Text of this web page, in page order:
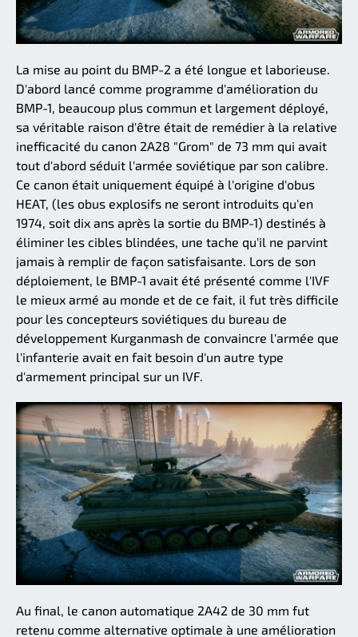
La mise au point du BMP-2 a été longue et laborieuse.
D'abord lancé comme programme d'amélioration du
BMP-1, beaucoup plus commun et largement déployé,
sa véritable raison d'être était de remédier à la relative
inefficacité du canon 2A28 "Grom" de 73 mm qui avait
tout d'abord séduit l'armée soviétique par son calibre.
Ce canon était uniquement équipé à l'origine d'obus
HEAT, (les obus explosifs ne seront introduits qu'en
1974, soit dix ans après la sortie du BMP-1) destinés à
éliminer les cibles blindées, une tache qu'il ne parvint
jamais à remplir de façon satisfaisante. Lors de son
déploiement, le BMP-1 avait été présenté comme l'IVF
le mieux armé au monde et de ce fait, il fut très difficile
pour les concepteurs soviétiques du bureau de
développement Kurganmash de convaincre l'armée que
l'infanterie avait en fait besoin d'un autre type
d'armement principal sur un IVF.
Au final, le canon automatique 2A42 de 30 mm fut
retenu comme alternative optimale à une amélioration